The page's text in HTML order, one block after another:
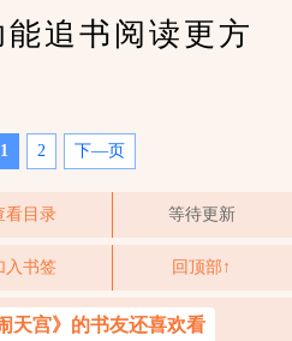
追书阅读更方
1 2 下—页
看目录 等待更新
入书签 回顶部↑
天宫》的书友还喜欢看